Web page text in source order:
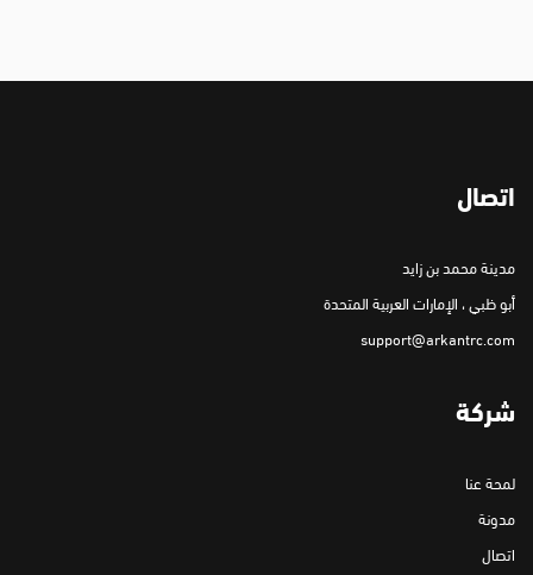
اتصال
مدينة محمد بن زايد
أبو ظبي ، الإمارات العربية المتحدة
support@arkantrc.com
شركة
لمحة عنا
مدونة
اتصال